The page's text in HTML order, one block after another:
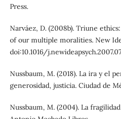
Press.
Narváez, D. (2008b). Triune
of our multiple moralities. New
doi:10.1016/
Nussbaum, M. (2018). La ira y el
generosidad, justicia. Ciudad de
Nussbaum, M. (2004). La